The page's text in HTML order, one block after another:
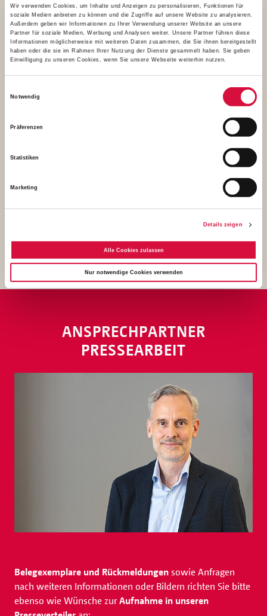
Wir verwenden Cookies, um Inhalte und Anzeigen zu personalisieren, Funktionen für
soziale Medien anbieten zu können und die Zugriffe auf unsere Website zu analysieren.
Außerdem geben wir Informationen zu Ihrer Verwendung unserer Website an unsere
Partner für soziale Medien, Werbung und Analysen weiter. Unsere Partner führen diese
Informationen möglicherweise mit weiteren Daten zusammen, die Sie ihnen bereitgestellt
haben oder die sie im Rahmen Ihrer Nutzung der Dienste gesammelt haben. Sie geben
Einwilligung zu unseren Cookies, wenn Sie unsere Webseite weiterhin nutzen.
Notwendig
Präferenzen
Statistiken
Marketing
Details zeigen
Alle Cookies zulassen
Nur notwendige Cookies verwenden
Gebote": (Von links) Katrin Keller, Leiterin Fundraising
im Bonifatiuswerk, Uwe und Kerstin Birnstein (Duo
"Stine & Stone") sowie Bonifatiuswerk-Geschäftsführer
Ingo Imenkämper. Foto: Katrin Keller/Bonifatiuswerk
2,52 MB
ANSPRECHPARTNER
PRESSEARBEIT
Belegexemplare und Rückmeldungen sowie Anfragen
nach weiteren Informationen oder Bildern richten Sie bitte
ebenso wie Wünsche zurAufnahme in unseren